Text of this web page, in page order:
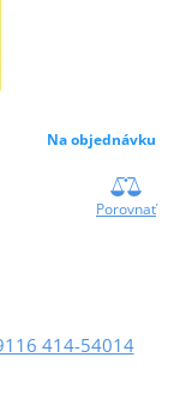
Na objednávku
Porovnať
414-54014